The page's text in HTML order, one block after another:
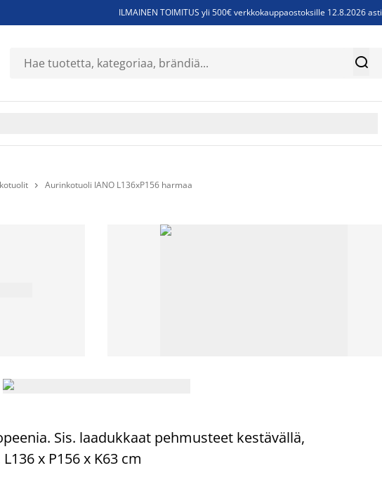
ILMAINEN TOIMITUS yli 500€ verkkokauppaostoksille 12.8.2026 asti
Sijauspatjoja - Säästä jopa 60% 
 Aurinkotuoli IANO L136xP156 harmaa
Sis. laadukkaat pehmusteet kestävällä,
x P156 x K63 cm